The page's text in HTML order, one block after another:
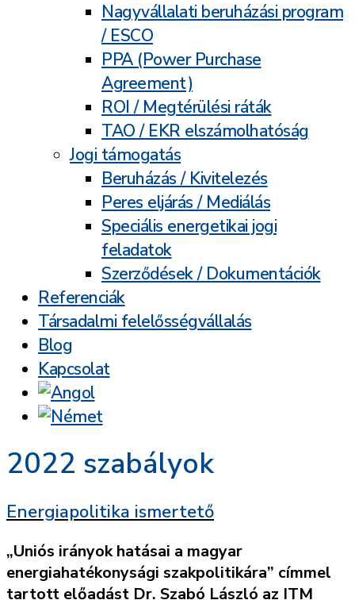
Nagyvállalati beruházási program
/ ESCO
PPA (Power Purchase
Agreement)
ROI / Megtérülési ráták
TAO / EKR elszámolhatóság
Jogi támogatás
Beruházás / Kivitelezés
Peres eljárás / Mediálás
Speciális energetikai jogi
feladatok
Szerződések / Dokumentációk
Referenciák
Társadalmi felelősségvállalás
Blog
Kapcsolat
2022 szabályok
Energiapolitika ismertető
„Uniós irányok hatásai a magyar
energiahatékonysági szakpolitikára” címmel
tartott előadást Dr. Szabó László az ITM